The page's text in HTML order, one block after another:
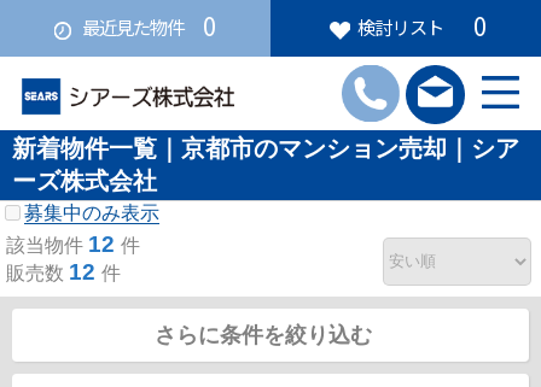
最近見た物件 0 検討リスト 0
新着物件一覧｜京都市のマンション売却｜シア
ーズ株式会社
募集中のみ表示
該当物件 12 件
販売数 12 件
さらに条件を絞り込む